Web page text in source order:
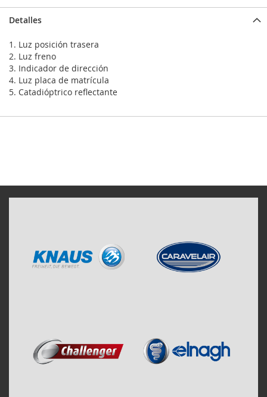
Detalles
1. Luz posición trasera
2. Luz freno
3. Indicador de dirección
4. Luz placa de matrícula
5. Catadióptrico reflectante